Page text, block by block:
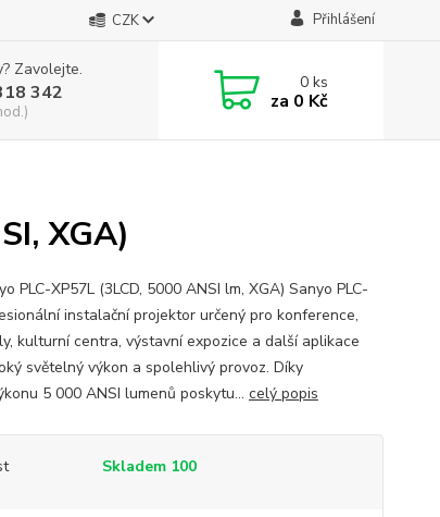
CZK Přihlášení
Zavolejte.
342 0ks
za 0 Kč
XGA)
PLC-XP57L (3LCD, 5000 ANSI lm, XGA) Sanyo PLC-
instalační projektor určený pro konference,
kulturní centra, výstavní expozice a další aplikace
světelný výkon a spolehlivý provoz. Díky
5 000 ANSI lumenů poskytu... celý popis
Skladem 100